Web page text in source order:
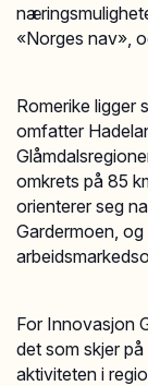
«Norges nav»,
Romerike ligger
omfatter
omkrets på 85
orienterer seg
Gardermoen,
For Innovasjon
det som skjer
aktiviteten i